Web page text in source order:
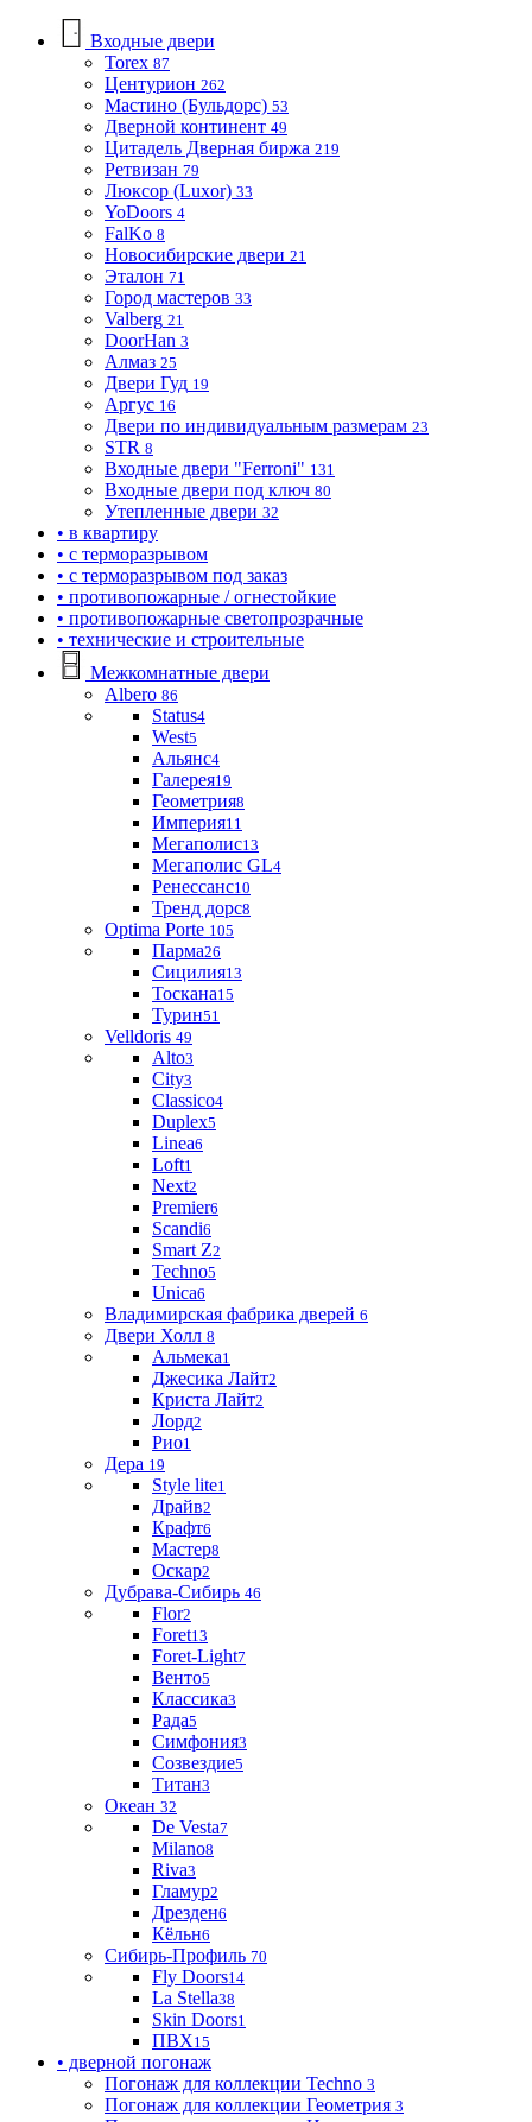
Входные двери
Torex 87
Центурион 262
Мастино (Бульдорс) 53
Дверной континент 49
Цитадель Дверная биржа 219
Ретвизан 79
Люксор (Luxor) 33
YoDoors 4
FalKo 8
Новосибирские двери 21
Эталон 71
Город мастеров 33
Valberg 21
DoorHan 3
Алмаз 25
Двери Гуд 19
Аргус 16
Двери по индивидуальным размерам 23
STR 8
Входные двери "Ferroni" 131
Входные двери под ключ 80
Утепленные двери 32
• в квартиру
• с терморазрывом
• с терморазрывом под заказ
• противопожарные / огнестойкие
• противопожарные светопрозрачные
• технические и строительные
Межкомнатные двери
Albero 86
Status4
West5
Альянс4
Галерея19
Геометрия8
Империя11
Мегаполис13
Мегаполис GL4
Ренессанс10
Тренд дорс8
Optima Porte 105
Парма26
Сицилия13
Тоскана15
Турин51
Velldoris 49
Alto3
City3
Classico4
Duplex5
Linea6
Loft1
Next2
Premier6
Scandi6
Smart Z2
Techno5
Unica6
Владимирская фабрика дверей 6
Двери Холл 8
Альмека1
Джесика Лайт2
Криста Лайт2
Лорд2
Рио1
Дера 19
Style lite1
Драйв2
Крафт6
Мастер8
Оскар2
Дубрава-Сибирь 46
Flor2
Foret13
Foret-Light7
Венто5
Классика3
Рада5
Симфония3
Созвездие5
Титан3
Океан 32
De Vesta7
Milano8
Riva3
Гламур2
Дрезден6
Кёльн6
Сибирь-Профиль 70
Fly Doors14
La Stella38
Skin Doors1
ПВХ15
• дверной погонаж
Погонаж для коллекции Techno 3
Погонаж для коллекции Геометрия 3